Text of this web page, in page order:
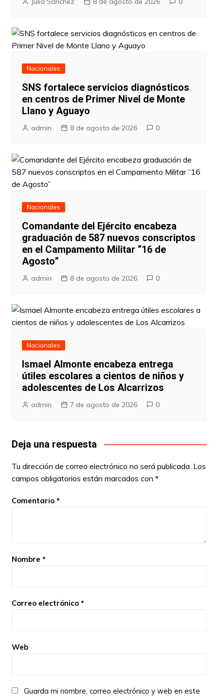
Nacionales
SNS fortalece servicios diagnósticos
en centros de Primer Nivel de Monte
Llano y Aguayo
admin 8 de agosto de 2026 0
Nacionales
Comandante del Ejército encabeza
graduación de 587 nuevos conscriptos
en el Campamento Militar “16 de
Agosto”
admin 8 de agosto de 2026 0
Nacionales
Ismael Almonte encabeza entrega
útiles escolares a cientos de niños y
adolescentes de Los Alcarrizos
admin 7 de agosto de 2026 0
Deja una respuesta
Tu dirección de correo electrónico no será publicada. Los
campos obligatorios están marcados con *
Comentario *
Nombre *
Correo electrónico *
Web
Guarda mi nombre, correo electrónico y web en este